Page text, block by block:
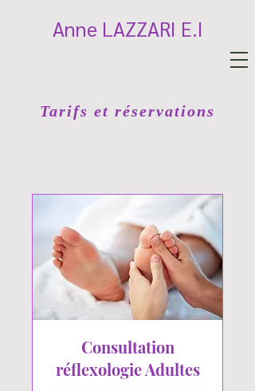
Anne LAZZARI E.I
Tarifs et réservations
Consultation
réflexologie Adultes